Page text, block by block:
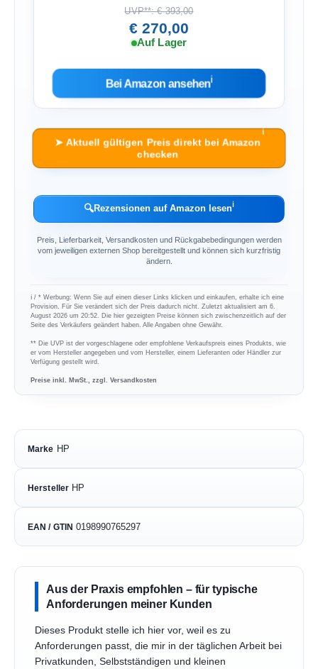
UVP**: € 393,00
€ 270,00
Auf Lager
Bei Amazon ansehenℹ︎
➤ Aktuell gültigen Preis direkt bei Amazon
checken
ℹ︎
🔍Rezensionen auf Amazon lesenℹ︎
Preis, Lieferbarkeit, Versandkosten und Rückgabebedingungen werden
vom jeweiligen externen Shop bereitgestellt und können sich kurzfristig
ändern.
ℹ︎ / * Werbung: Wenn Sie auf einen dieser Links klicken und einkaufen, erhalte ich eine
Provision. Für Sie verändert sich der Preis dadurch nicht. Zuletzt aktualisiert am 6.
August 2026 um 20:52. Die hier gezeigten Preise können sich zwischenzeitlich auf der
Seite des Verkäufers geändert haben. Alle Angaben ohne Gewähr.
** Die UVP ist der vorgeschlagene oder empfohlene Verkaufspreis eines Produkts, wie
er vom Hersteller angegeben und vom Hersteller, einem Lieferanten oder Händler zur
Verfügung gestellt wird.
Preise inkl. MwSt., zzgl. Versandkosten
Marke HP
Hersteller HP
EAN / GTIN 0198990765297
Aus der Praxis empfohlen – für typische
Anforderungen meiner Kunden
Dieses Produkt stelle ich hier vor, weil es zu
Anforderungen passt, die mir in der täglichen Arbeit bei
Privatkunden, Selbstständigen und kleinen